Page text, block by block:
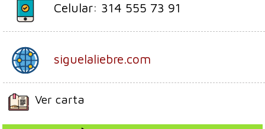
Celular: 314 555 73 91
siguelaliebre.com
Ver carta